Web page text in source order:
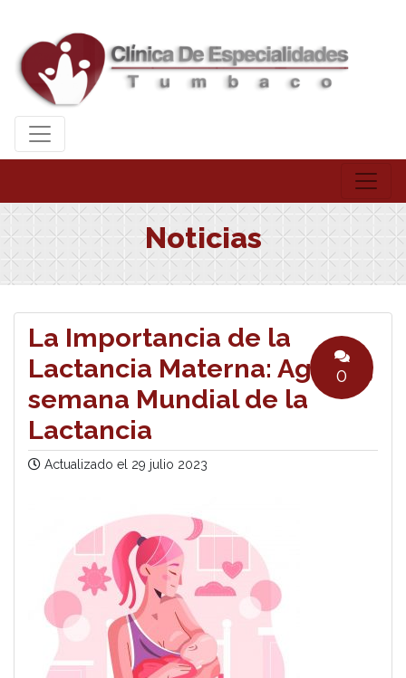
Noticias
La Importancia de la
Lactancia Materna: Agosto,
semana Mundial de la
Lactancia
Actualizado el 29 julio 2023
0